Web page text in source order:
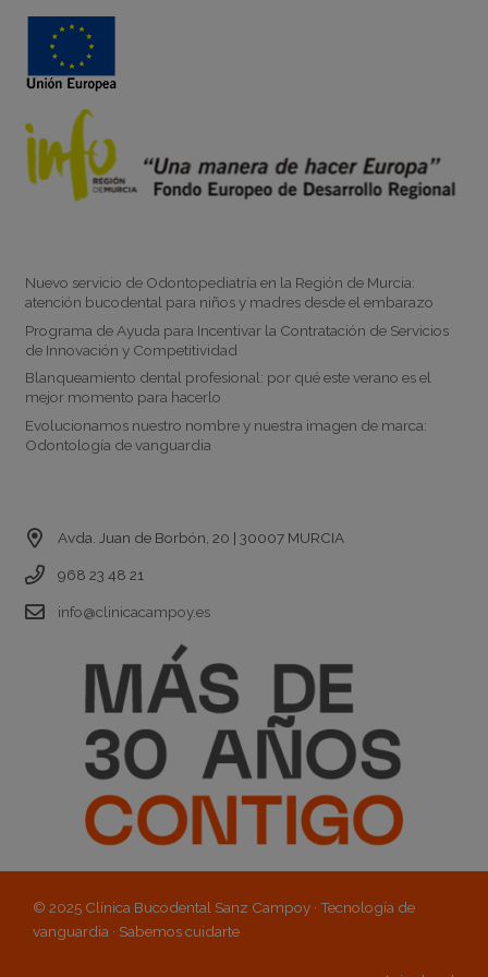
Nuevo servicio de Odontopediatría en la Región de Murcia:
atención bucodental para niños y madres desde el embarazo
Programa de Ayuda para Incentivar la Contratación de Servicios
de Innovación y Competitividad
Blanqueamiento dental profesional: por qué este verano es el
mejor momento para hacerlo
Evolucionamos nuestro nombre y nuestra imagen de marca:
Odontología de vanguardia
Avda. Juan de Borbón, 20 | 30007 MURCIA
968 23 48 21
info@clinicacampoy.es
© 2025 Clínica Bucodental Sanz Campoy · Tecnología de
vanguardia · Sabemos cuidarte